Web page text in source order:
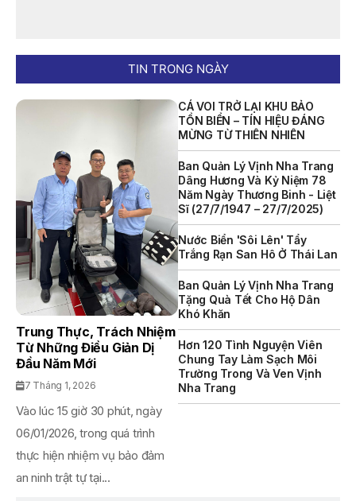
TIN TRONG NGÀY
Trung Thực, Trách Nhiệm
Từ Những Điều Giản Dị
Đầu Năm Mới
7 Tháng 1, 2026
Vào lúc 15 giờ 30 phút, ngày
06/01/2026, trong quá trình
thực hiện nhiệm vụ bảo đảm
an ninh trật tự tại...
CÁ VOI TRỞ LẠI KHU BẢO
TỒN BIỂN – TÍN HIỆU ĐÁNG
MỪNG TỪ THIÊN NHIÊN
Ban Quản Lý Vịnh Nha Trang
Dâng Hương Và Kỷ Niệm 78
Năm Ngày Thương Binh - Liệt
Sĩ (27/7/1947 – 27/7/2025)
Nước Biển 'sôi Lên' Tẩy
Trắng Rạn San Hô Ở Thái Lan
Ban Quản Lý Vịnh Nha Trang
Tặng Quà Tết Cho Hộ Dân
Khó Khăn
Hơn 120 Tình Nguyện Viên
Chung Tay Làm Sạch Môi
Trường Trong Và Ven Vịnh
Nha Trang
NỘI QUY BẾN THỦY NỘI ĐỊA PHÚ QUÝ
QUYẾT ĐỊNH 939/QĐ-VNT Về Việc Công Khai Thực Hiện
Dự Toán Thu – Chi Ngân Sách 6 Tháng Đầu Năm 2026
QUYẾT ĐỊNH 938/QĐ-VNT Về Việc Điều Chỉnh Phụ Lục Ban
Hành Kèm Theo Quyết Định Số 479/QĐ-VNT Ngày
07/04/2026
QUYẾT ĐỊNH 903/QĐ-VNT Vê Việc Công Khai Thực Hiện
Dự Toán Thu – Chi Ngân Sách Quý 2 Năm 2026
Dự Thảo Quyết Định Quy Định Cụ Thể Các Yếu Tố Để Ước
Tính Tổng Doanh Thu Phát Triển, Ước Tính Tổng Chi Phí
Phát Triển Của Thửa Đất, Khu Đất Khi Xác Định Giá Đất
Theo Phương Pháp Thặng Dư Và Các Yếu Tố Ảnh Hưởng
Đến Giá Đất Khi Xác Định Giá Đất Cụ Thể Trên Địa Bàn Tỉnh
Khánh Hòa
THÔNG BÁO Số 707/TB-VNT: Kết Quả Lựa Chọn Đơn Vị Tổ
Chức Đấu Giá Tài Sản Đối Với Mô Tô Nước Cứu Hộ VNT 01
THÔNG BÁO Số 706/TB-VNT: Kết Quả Lựa Chọn Đơn Vị Tổ
Số KH-0387